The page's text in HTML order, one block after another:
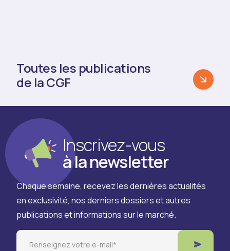
Toutes les publications
de la CGF
Inscrivez-vous
à la newsletter
Chaque semaine, recevez les dernières actualités
en exclusivité, nos derniers dossiers et autres
publications et informations sur le marché.
Email